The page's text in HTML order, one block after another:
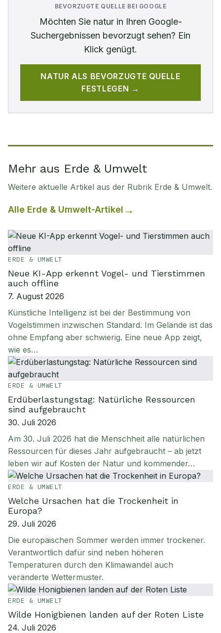
BEVORZUGTE QUELLE BEI GOOGLE
Möchten Sie naturin Ihren Google-
Suchergebnissen bevorzugt sehen? Ein
Klick genügt.
NATUR ALS BEVORZUGTE QUELLE
FESTLEGEN →
Mehr aus Erde & Umwelt
Weitere aktuelle Artikel aus der Rubrik Erde & Umwelt.
Alle Erde & Umwelt-Artikel
ERDE & UMWELT
Neue KI-App erkennt Vogel- und Tierstimmen
auch offline
7. August 2026
Künstliche Intelligenz ist bei der Bestimmung von
Vogelstimmen inzwischen Standard. Im Gelände ist das
ohne Empfang aber schwierig. Eine neue App zeigt,
wie es…
ERDE & UMWELT
Erdüberlastungstag: Natürliche Ressourcen
sind aufgebraucht
30. Juli 2026
Am 30. Juli 2026 hat die Menschheit alle natürlichen
Ressourcen für dieses Jahr aufgebraucht – ab jetzt
leben wir auf Kosten der Natur und kommender…
ERDE & UMWELT
Welche Ursachen hat die Trockenheit in
Europa?
29. Juli 2026
Die europäischen Sommer werden immer trockener.
Verantwortlich dafür sind neben höheren
Temperaturen durch den Klimawandel auch
veränderte Wettermuster.
ERDE & UMWELT
Wilde Honigbienen landen auf der Roten Liste
24. Juli 2026